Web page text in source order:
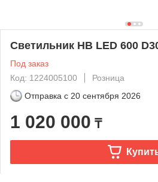
Светильник HB LED 600
Под заказ
Код: 1224005100
Розница
Отправка с 20 сентября 2026
1 020 000 ₸